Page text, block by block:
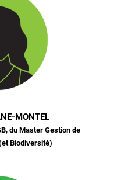
MONTEL
du Master Gestion de
Biodiversité)